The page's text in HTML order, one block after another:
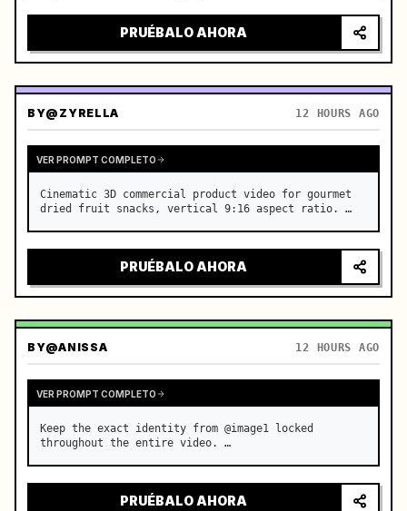
PRUÉBALO AHORA
BY@ZYRELLA 12 HOURS AGO
VER PROMPT COMPLETO
Cinematic 3D commercial product video for gourmet
dried fruit snacks, vertical 9:16 aspect ratio. …
PRUÉBALO AHORA
BY@ANISSA 12 HOURS AGO
VER PROMPT COMPLETO
Keep the exact identity from @image1 locked
throughout the entire video. …
PRUÉBALO AHORA